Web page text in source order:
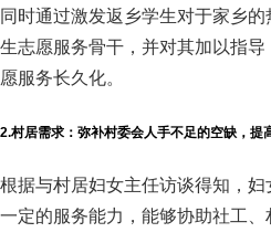
同时通过激发返乡学生对于家乡
生志愿服务骨干，并对其加以指
愿服务长久化。
2.村居需求：弥补村委会人手不足的空缺，提
根据与村居妇女主任访谈得知，
一定的服务能力，能够协助社工